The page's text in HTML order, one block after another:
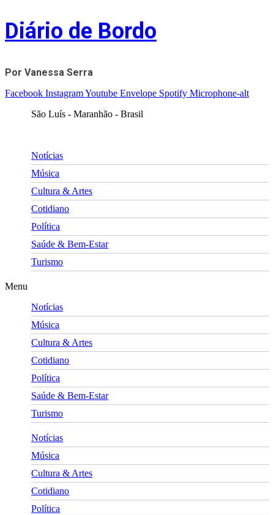
Skip
to
content
Diário de Bordo
Por Vanessa Serra
Facebook InstagramYoutube Envelope Spotify Microphone-alt
São Luís - Maranhão - Brasil
Notícias
Música
Cultura & Artes
Cotidiano
Política
Saúde & Bem-Estar
Turismo
Menu
Notícias
Música
Cultura & Artes
Cotidiano
Política
Saúde & Bem-Estar
Turismo
Notícias
Música
Cultura & Artes
Cotidiano
Política